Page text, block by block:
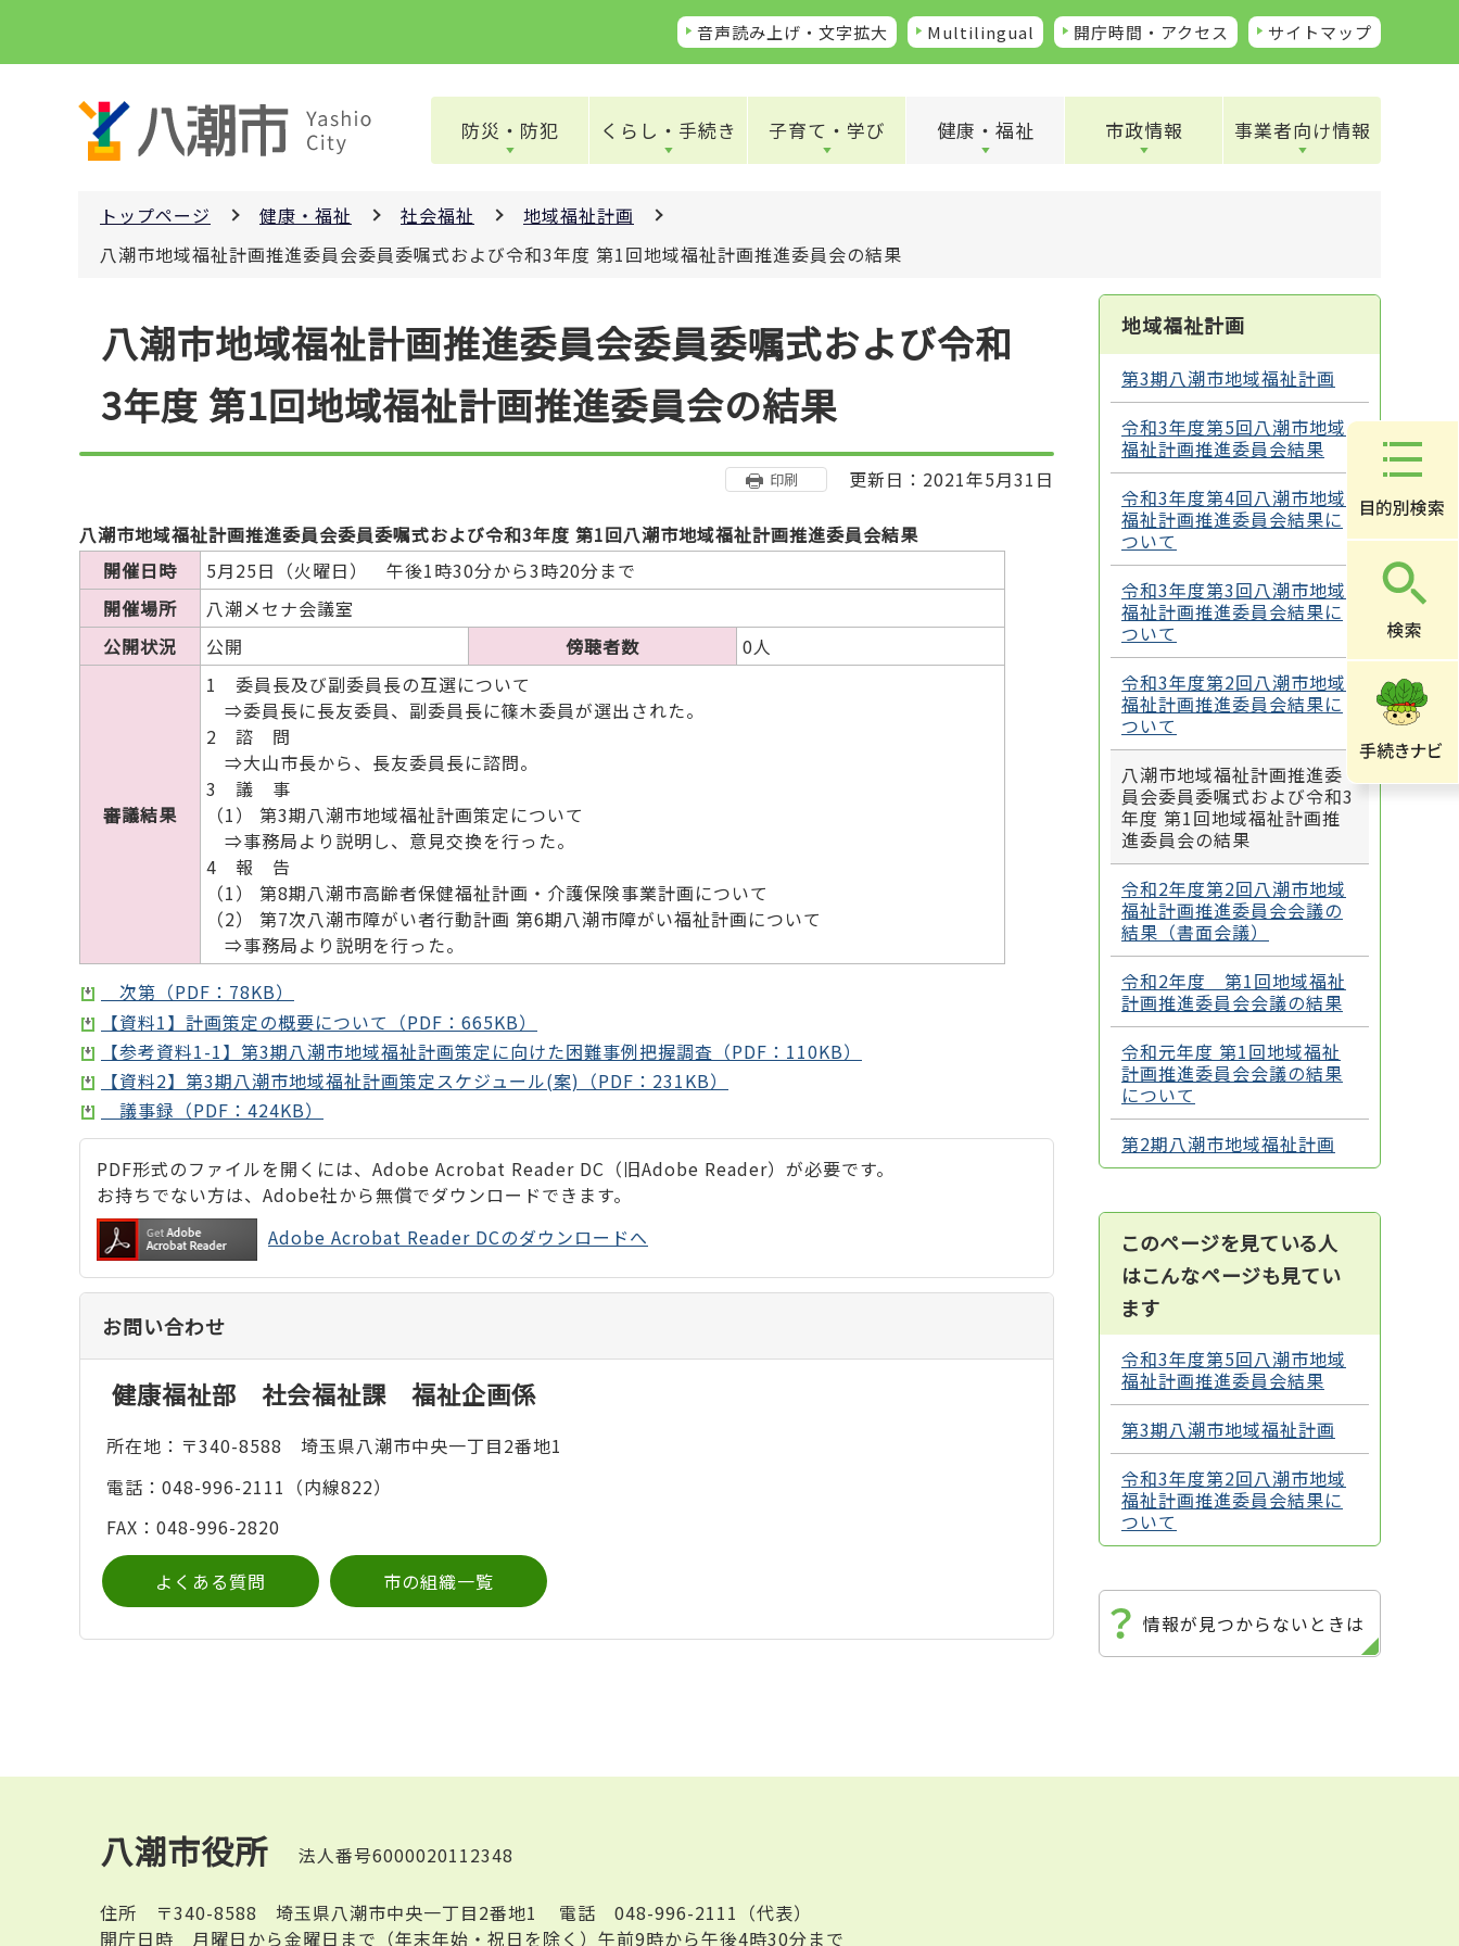
ペ
音声読み上げ・文字拡大 Multilingual 開庁時間・アクセス サイトマップ
防災・防犯 くらし・手続き 子育て・学び 健康・福祉 市政情報 事業者向け情報
トップページ 健康・福祉 社会福祉
地域福祉計画
八潮市地域福祉計画推進委員会委員委嘱式および令和3年度 第1回地域福祉計画推進委員会の結果
八潮市地域福祉計画推進委員会委員委嘱式および令和
3年度 第1回地域福祉計画推進委員会の結果
印刷 更新日：2021年5月31日
八潮市地域福祉計画推進委員会委員委嘱式および令和3年度 第1回八潮市地域福祉計画推進委員会結果
開催日時
5月25日（火曜日） 午後1時30分から3時20分まで
開催場所
八潮メセナ会議室
公開状況
公開 傍聴者数 0人
審議結果
1 委員長及び副委員長の互選について
⇒委員長に長友委員、副委員長に篠木委員が選出された。
2 諮 問
⇒大山市長から、長友委員長に諮問。
3 議 事
（1） 第3期八潮市地域福祉計画策定について
⇒事務局より説明し、意見交換を行った。
4 報 告
（1） 第8期八潮市高齢者保健福祉計画・介護保険事業計画について
（2） 第7次八潮市障がい者行動計画 第6期八潮市障がい福祉計画について
⇒事務局より説明を行った。
次第（PDF：78KB）
【資料1】計画策定の概要について（PDF：665KB）
【参考資料1-1】第3期八潮市地域福祉計画策定に向けた困難事例把握調査（PDF：110KB）
【資料2】第3期八潮市地域福祉計画策定スケジュール(案)（PDF：231KB）
議事録（PDF：424KB）
PDF形式のファイルを開くには、Adobe Acrobat Reader DC（旧Adobe Reader）が必要です。
お持ちでない方は、Adobe社から無償でダウンロードできます。
Adobe Acrobat Reader DCのダウンロードへ
お問い合わせ
健康福祉部 社会福祉課 福祉企画係
所在地：〒340-8588 埼玉県八潮市中央一丁目2番地1
電話：048-996-2111（内線822）
FAX：048-996-2820
よくある質問 市の組織一覧
地域福祉計画
第3期八潮市地域福祉計画
令和3年度第5回八潮市地域
福祉計画推進委員会結果
令和3年度第4回八潮市地域
福祉計画推進委員会結果に
ついて
令和3年度第3回八潮市地域
福祉計画推進委員会結果に
ついて
令和3年度第2回八潮市地域
福祉計画推進委員会結果に
ついて
八潮市地域福祉計画推進委
員会委員委嘱式および令和3
年度 第1回地域福祉計画推
進委員会の結果
令和2年度第2回八潮市地域
福祉計画推進委員会会議の
結果（書面会議）
令和2年度 第1回地域福祉
計画推進委員会会議の結果
令和元年度 第1回地域福祉
計画推進委員会会議の結果
について
第2期八潮市地域福祉計画
このページを見ている人
はこんなページも見てい
ます
令和3年度第5回八潮市地域
福祉計画推進委員会結果
第3期八潮市地域福祉計画
令和3年度第2回八潮市地域
福祉計画推進委員会結果に
ついて
情報が見つからないときは
八潮市役所 法人番号6000020112348
住所 〒340-8588 埼玉県八潮市中央一丁目2番地1 電話 048-996-2111（代表）
開庁日時 月曜日から金曜日まで（年末年始・祝日を除く）午前9時から午後4時30分まで